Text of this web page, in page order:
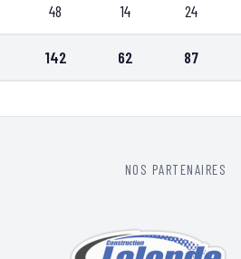
48 14 24
142 62 87
NOS PARTENAIRES